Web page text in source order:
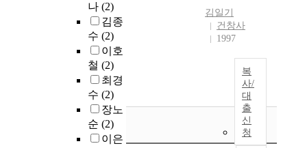
나 (2)
김종
수 (2)
이호
철 (2)
최경
수 (2)
장노
순 (2)
이은
김일기
건창사
1997
복
사/
대
출
신
청